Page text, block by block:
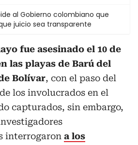
al Gobierno colombiano que
juicio sea transparente
fue asesinado el 10 de
las playas de Barú del
Bolívar, con el paso del
los involucrados en el
capturados, sin embargo,
interrogaron a los